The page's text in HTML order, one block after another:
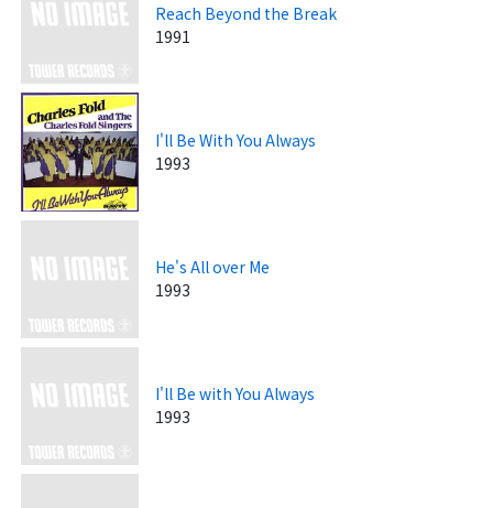
Reach Beyond the Break
1991
I'll Be With You Always
1993
He's All over Me
1993
I'll Be with You Always
1993